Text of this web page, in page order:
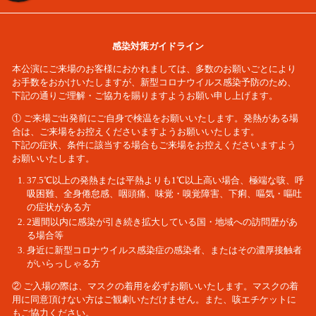
感染対策ガイドライン
本公演にご来場のお客様におかれましては、多数のお願いごとにより
お手数をおかけいたしますが、新型コロナウイルス感染予防のため、
下記の通りご理解・ご協力を賜りますようお願い申し上げます。
① ご来場ご出発前にご自身で検温をお願いいたします。発熱がある場
合は、ご来場をお控えくださいますようお願いいたします。
下記の症状、条件に該当する場合もご来場をお控えくださいますよう
お願いいたします。
37.5℃以上の発熱または平熱よりも1℃以上高い場合、極端な咳、呼
吸困難、全身倦怠感、咽頭痛、味覚・嗅覚障害、下痢、嘔気・嘔吐
の症状がある方
2週間以内に感染が引き続き拡大している国・地域への訪問歴があ
る場合等
身近に新型コロナウイルス感染症の感染者、またはその濃厚接触者
がいらっしゃる方
② ご入場の際は、マスクの着用を必ずお願いいたします。マスクの着
用に同意頂けない方はご観劇いただけません。また、咳エチケットに
もご協力ください。